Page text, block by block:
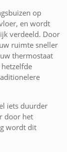
op
en wordt
verdeeld. Door
ruimte sneller
thermostaat
iets duurder
door het
wordt dit